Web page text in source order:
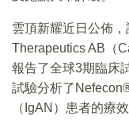
雲頂新耀近日公佈
Therapeutics AB（
報告了全球3期臨床
試驗分析了
（IgAN）患者的療效